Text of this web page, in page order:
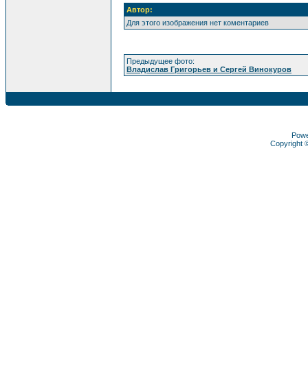
Автор:
Для этого изображения нет коментариев
Предыдущее фото:
Владислав Григорьев и Сергей Винокуров
Copyright